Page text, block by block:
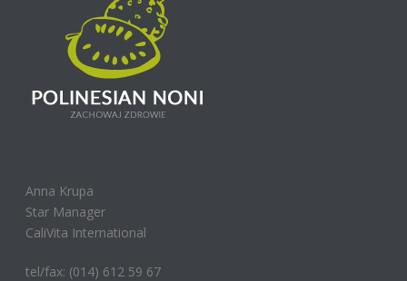
Anna Krupa
Star Manager
CaliVita International
tel/fax: (014) 612 59 67